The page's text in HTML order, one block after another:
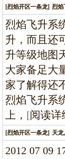
[烈焰开区一条龙] 烈焰
烈焰飞升系
升，而且还
升等级地图
大家备足大
家了解得还
烈焰飞升系
上， [阅读详
[烈焰开区一条龙] 天
2012 07 09